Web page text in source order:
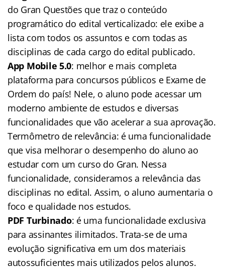
do Gran Questões que traz o conteúdo
programático do edital verticalizado: ele exibe a
lista com todos os assuntos e com todas as
disciplinas de cada cargo do edital publicado.
App Mobile 5.0: melhor e mais completa
plataforma para concursos públicos e Exame de
Ordem do país! Nele, o aluno pode acessar um
moderno ambiente de estudos e diversas
funcionalidades que vão acelerar a sua aprovação.
Termômetro de relevância: é uma funcionalidade
que visa melhorar o desempenho do aluno ao
estudar com um curso do Gran. Nessa
funcionalidade, consideramos a relevância das
disciplinas no edital. Assim, o aluno aumentaria o
foco e qualidade nos estudos.
PDF Turbinado: é uma funcionalidade exclusiva
para assinantes ilimitados. Trata-se de uma
evolução significativa em um dos materiais
autossuficientes mais utilizados pelos alunos.